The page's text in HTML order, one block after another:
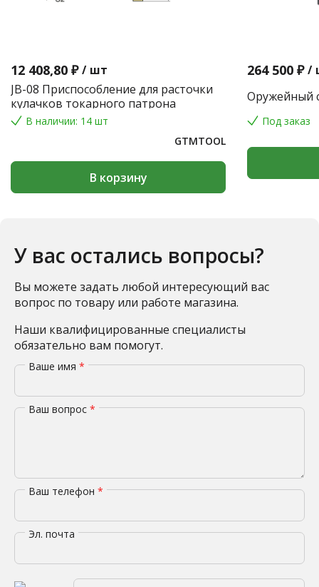
12 408,80 ₽ / шт
JB-08 Приспособление для расточки
кулачков токарного патрона
В наличии: 14 шт
GTMTOOL
В корзину
264 500 ₽ /
Оружейный
Под заказ
У вас остались вопросы?
Вы можете задать любой интересующий вас
вопрос по товару или работе магазина.
Наши квалифицированные специалисты
обязательно вам помогут.
Ваше имя *
Ваш вопрос *
Ваш телефон *
Эл. почта